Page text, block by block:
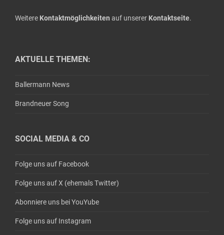
Weitere Kontaktmöglichkeiten auf unserer Kontaktseite.
AKTUELLE THEMEN:
Ballermann News
Brandneuer Song
SOCIAL MEDIA & CO
Folge uns auf Facebook
Folge uns auf X (ehemals Twitter)
Abonniere uns bei YouYube
Folge uns auf Instagram